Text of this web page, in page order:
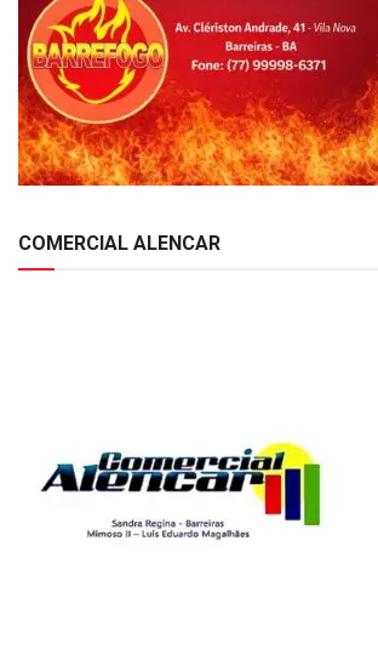
COMERCIAL ALENCAR